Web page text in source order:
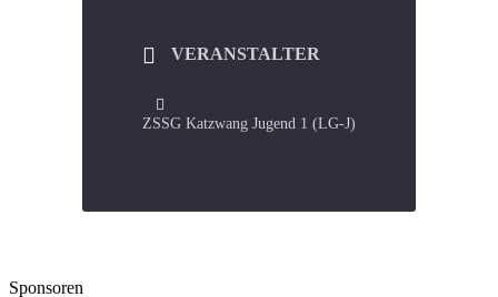
VERANSTALTER
ZSSG Katzwang Jugend 1 (LG-J)
Sponsoren